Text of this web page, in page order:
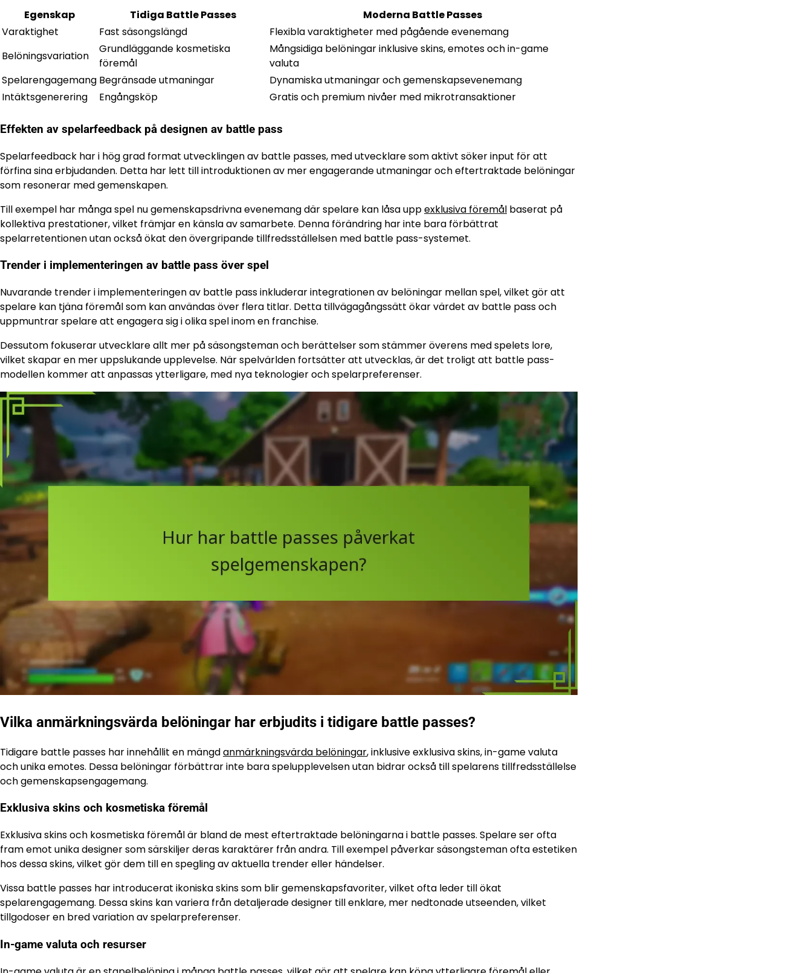
Egenskap Tidiga Battle Passes
Moderna Battle Passes
Varaktighet
Fast säsongslängd
Flexibla varaktigheter med pågående evenemang
Belöningsvariation
Grundläggande kosmetiska
föremål
Mångsidiga belöningar inklusive skins, emotes och in-game
valuta
Spelarengagemang Begränsade utmaningar
Dynamiska utmaningar och gemenskapsevenemang
Intäktsgenerering
Engångsköp Gratis och premium nivåer med mikrotransaktioner
Effekten av spelarfeedback på designen av battle pass
Spelarfeedback har i hög grad format utvecklingen av battle passes, med utvecklare som aktivt söker input för att
förfina sina erbjudanden. Detta har lett till introduktionen av mer engagerande utmaningar och eftertraktade belöningar
som resonerar med gemenskapen.
Till exempel har många spel nu gemenskapsdrivna evenemang där spelare kan låsa uppexklusiva föremål baserat på
kollektiva prestationer, vilket främjar en känsla av samarbete. Denna förändring har inte bara förbättrat
spelarretentionen utan också ökat den övergripande tillfredsställelsen med battle pass-systemet.
Trender i implementeringen av battle pass över spel
Nuvarande trender i implementeringen av battle pass inkluderar integrationen av belöningar mellan spel, vilket gör att
spelare kan tjäna föremål som kan användas över flera titlar. Detta tillvägagångssätt ökar värdet av battle pass och
uppmuntrar spelare att engagera sig i olika spel inom en franchise.
Dessutom fokuserar utvecklare allt mer på säsongsteman och berättelser som stämmer överens med spelets lore,
vilket skapar en mer uppslukande upplevelse. När spelvärlden fortsätter att utvecklas, är det troligt att battle pass-
modellen kommer att anpassas ytterligare, med nya teknologier och spelarpreferenser.
Vilka anmärkningsvärda belöningar har erbjudits i tidigare battle passes?
Tidigare battle passes har innehållit en mängdanmärkningsvärda belöningar, inklusive exklusiva skins, in-game valuta
och unika emotes. Dessa belöningar förbättrar inte bara spelupplevelsen utan bidrar också till spelarens tillfredsställelse
och gemenskapsengagemang.
Exklusiva skins och kosmetiska föremål
Exklusiva skins och kosmetiska föremål är bland de mest eftertraktade belöningarna i battle passes. Spelare ser ofta
fram emot unika designer som särskiljer deras karaktärer från andra. Till exempel påverkar säsongsteman ofta estetiken
hos dessa skins, vilket gör dem till en spegling av aktuella trender eller händelser.
Vissa battle passes har introducerat ikoniska skins som blir gemenskapsfavoriter, vilket ofta leder till ökat
spelarengagemang. Dessa skins kan variera från detaljerade designer till enklare, mer nedtonade utseenden, vilket
tillgodoser en bred variation av spelarpreferenser.
In-game valuta och resurser